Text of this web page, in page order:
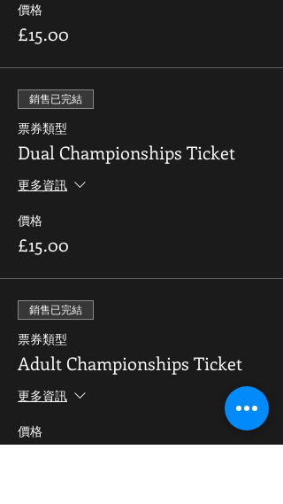
價格
£15.00
銷售已完結
票券類型
Dual Championships Ticket
更多資訊
價格
£15.00
銷售已完結
票券類型
Adult Championships Ticket
更多資訊
價格